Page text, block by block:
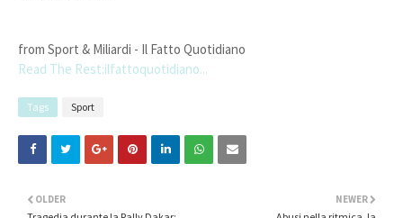
from Sport & Miliardi - Il Fatto Quotidiano
Read The Rest:ilfattoquotidiano...
Tags Sport
NEWER
OLDER